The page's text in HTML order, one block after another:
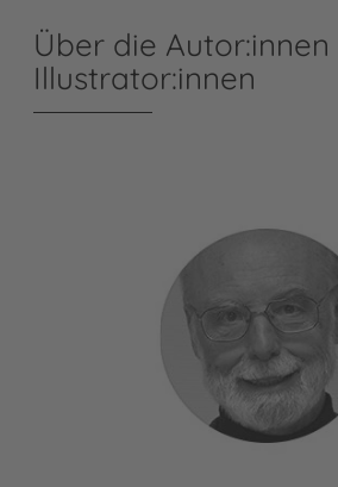
Über die Autor:innen
Illustrator:innen